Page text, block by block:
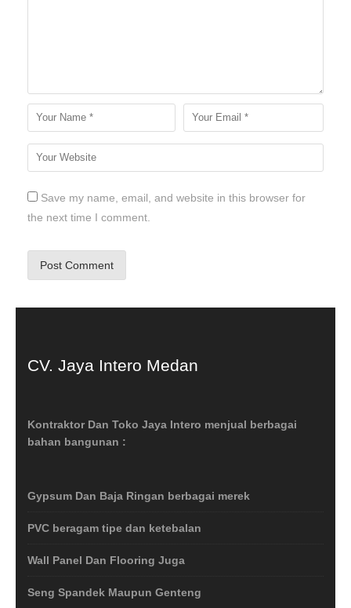
Save my name, email, and website in this browser for
the next time I comment.
CV. Jaya Intero Medan
Kontraktor Dan Toko Jaya Intero menjual berbagai
bahan bangunan :
Gypsum Dan Baja Ringan berbagai merek
PVC beragam tipe dan ketebalan
Wall Panel Dan Flooring Juga
Seng Spandek Maupun Genteng